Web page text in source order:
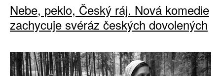
Nebe, peklo, Český ráj. Nová komedie
zachycuje svéráz českých dovolených